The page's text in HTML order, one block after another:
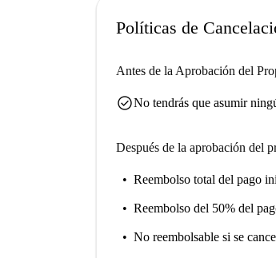
Políticas de
Antes de la Aprobación del
check_circleNo tendrás que asumir
Después de la aprobación del
Reembolso total del pago
Reembolso del 50% del
No reembolsable si se